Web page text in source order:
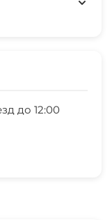
до 12:00